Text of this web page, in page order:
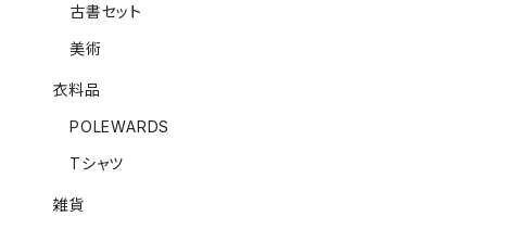
古書セット
美術
衣料品
POLEWARDS
Tシャツ
雑貨